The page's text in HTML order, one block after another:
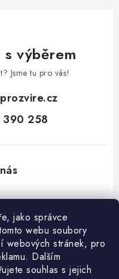
jako správce
webu soubory
webových stránek, pro
Dalším
souhlas s jejich
s výběrem
Jsme tu pro vás!
258